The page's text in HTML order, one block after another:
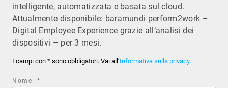
intelligente, automatizzata e basata sul cloud.
Attualmente disponibile: baramundi perform2work –
Digital Employee Experience grazie all’analisi dei
dispositivi – per 3 mesi.
I campi con * sono obbligatori. Vai all’Informativa sulla privacy.
Nome *